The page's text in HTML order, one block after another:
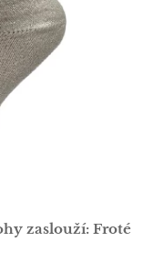
zaslouží: Froté